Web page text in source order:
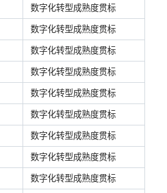
数字化转型成熟度贯标
数字化转型成熟度贯标
数字化转型成熟度贯标
数字化转型成熟度贯标
数字化转型成熟度贯标
数字化转型成熟度贯标
数字化转型成熟度贯标
数字化转型成熟度贯标
数字化转型成熟度贯标